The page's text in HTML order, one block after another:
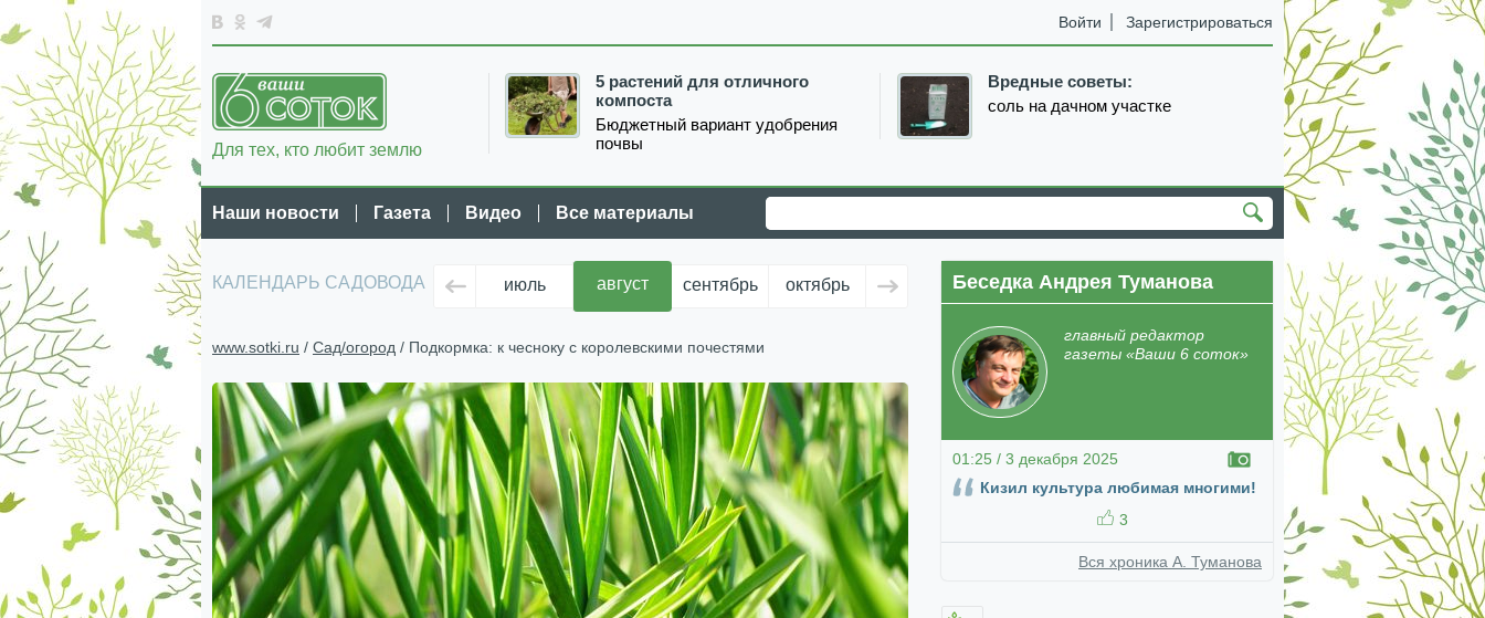
Войти Зарегистрироваться
5 растений для отличного
компоста
Бюджетный вариант удобрения
почвы
Вредные советы:
соль на дачном участке
Для тех, кто любит землю
Наши новости Газета Видео Все материалы
КАЛЕНДАРЬ САДОВОДА июль август сентябрь октябрь ноябрь декабрь январь февраль март апрель
www.sotki.ru / Сад/огород / Подкормка: к чесноку с королевскими почестями
Беседка Андрея Туманова
главный редактор
газеты «Ваши 6 соток»
01:25 / 3 декабря 2025
Кизил культура любимая многими!
3
Вся хроника А. Туманова